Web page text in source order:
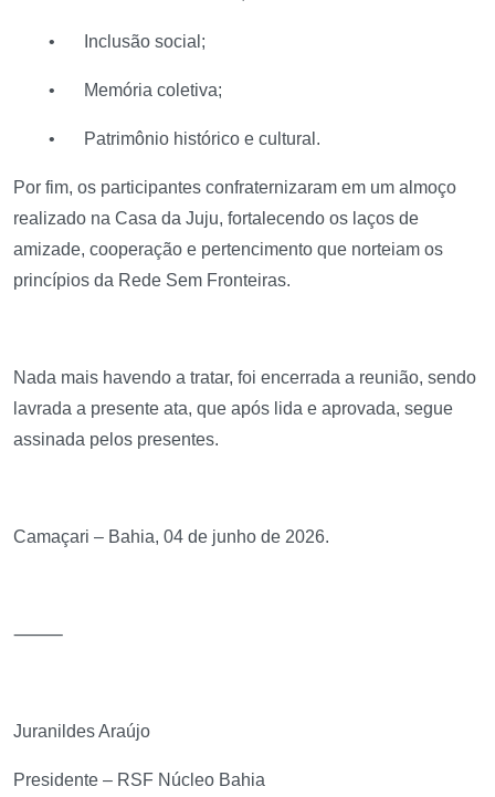
• Inclusão social;
• Memória coletiva;
• Patrimônio histórico e cultural.
Por fim, os participantes confraternizaram em um almoço
realizado na Casa da Juju, fortalecendo os laços de
amizade, cooperação e pertencimento que norteiam os
princípios da Rede Sem Fronteiras.
Nada mais havendo a tratar, foi encerrada a reunião, sendo
lavrada a presente ata, que após lida e aprovada, segue
assinada pelos presentes.
Camaçari – Bahia, 04 de junho de 2026.
⸻
Juranildes Araújo
Presidente – RSF Núcleo Bahia